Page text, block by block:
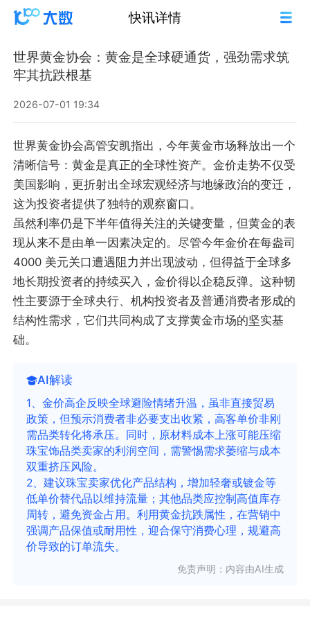
快讯详情
世界黄金协会：黄金是全球硬通货，强劲需求筑
牢其抗跌根基
2026-07-01 19:34
世界黄金协会高管安凯指出，今年黄金市场释放出一个
清晰信号：黄金是真正的全球性资产。金价走势不仅受
美国影响，更折射出全球宏观经济与地缘政治的变迁，
这为投资者提供了独特的观察窗口。
虽然利率仍是下半年值得关注的关键变量，但黄金的表
现从来不是由单一因素决定的。尽管今年金价在每盎司
4000 美元关口遭遇阻力并出现波动，但得益于全球多
地长期投资者的持续买入，金价得以企稳反弹。这种韧
性主要源于全球央行、机构投资者及普通消费者形成的
结构性需求，它们共同构成了支撑黄金市场的坚实基
础。
AI解读
1、金价高企反映全球避险情绪升温，虽非直接贸易
政策，但预示消费者非必要支出收紧，高客单价非刚
需品类转化将承压。同时，原材料成本上涨可能压缩
珠宝饰品类卖家的利润空间，需警惕需求萎缩与成本
双重挤压风险。
2、建议珠宝卖家优化产品结构，增加轻奢或镀金等
低单价替代品以维持流量；其他品类应控制高值库存
周转，避免资金占用。利用黄金抗跌属性，在营销中
强调产品保值或耐用性，迎合保守消费心理，规避高
价导致的订单流失。
免责声明：内容由AI生成